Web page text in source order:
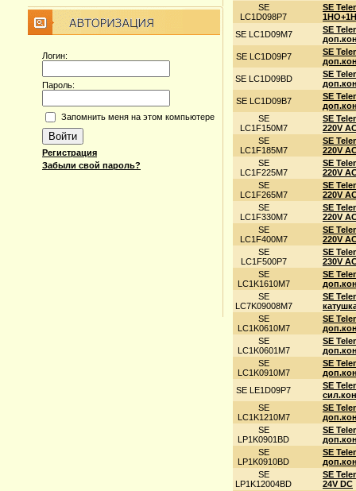
Логин:
Пароль:
Запомнить меня на этом компьютере
Регистрация
Забыли свой пароль?
SE
LC1D098P7
SE
SE LC1D09M7
SE
SE LC1D09P7
SE
SE LC1D09BD
SE
SE LC1D09B7
SE
SE
LC1F150M7
SE
220V
SE
LC1F185M7
SE
220V
SE
LC1F225M7
SE
220V
SE
LC1F265M7
SE
220V
SE
LC1F330M7
SE
220V
SE
LC1F400M7
SE
220V
SE
LC1F500P7
SE
230V
SE
LC1K1610M7
SE
SE
LC7K09008M7
SE
SE
LC1K0610M7
SE
SE
LC1K0601M7
SE
SE
LC1K0910M7
SE
SE LE1D09P7
SE
SE
LC1K1210M7
SE
SE
LP1K0901BD
SE
SE
LP1K0910BD
SE
SE
LP1K12004BD
SE
24V DС